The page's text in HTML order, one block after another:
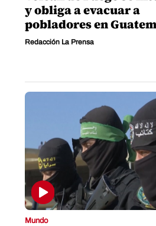
y obliga a evacuar a
pobladores en
Redacción La Prensa
Mundo